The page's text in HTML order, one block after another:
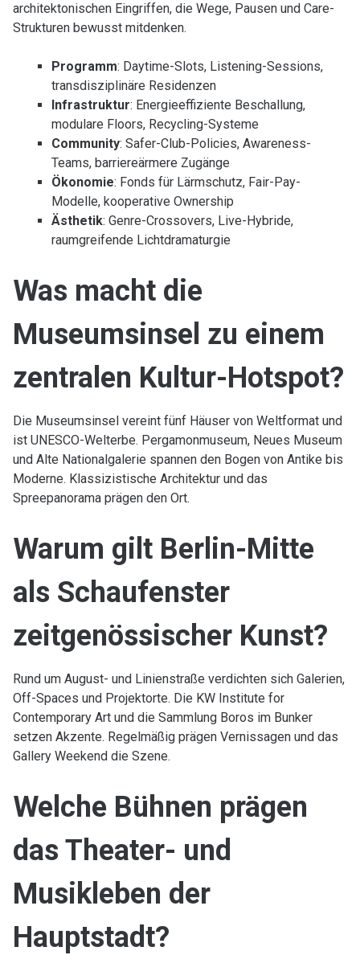
architektonischen Eingriffen, die Wege, Pausen und Care-
Strukturen bewusst mitdenken.
Programm: Daytime-Slots, Listening-Sessions,
transdisziplinäre Residenzen
Infrastruktur: Energieeffiziente Beschallung,
modulare Floors, Recycling-Systeme
Community: Safer-Club-Policies, Awareness-
Teams, barriereärmere Zugänge
Ökonomie: Fonds für Lärmschutz, Fair-Pay-
Modelle, kooperative Ownership
Ästhetik: Genre-Crossovers, Live-Hybride,
raumgreifende Lichtdramaturgie
Was macht die
Museumsinsel zu einem
zentralen Kultur-Hotspot?
Die Museumsinsel vereint fünf Häuser von Weltformat und
ist UNESCO-Welterbe. Pergamonmuseum, Neues Museum
und Alte Nationalgalerie spannen den Bogen von Antike bis
Moderne. Klassizistische Architektur und das
Spreepanorama prägen den Ort.
Warum gilt Berlin-Mitte
als Schaufenster
zeitgenössischer Kunst?
Rund um August- und Linienstraße verdichten sich Galerien,
Off-Spaces und Projektorte. Die KW Institute for
Contemporary Art und die Sammlung Boros im Bunker
setzen Akzente. Regelmäßig prägen Vernissagen und das
Gallery Weekend die Szene.
Welche Bühnen prägen
das Theater- und
Musikleben der
Hauptstadt?